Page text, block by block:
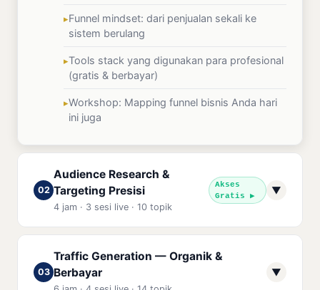
Funnel mindset: dari penjualan sekali ke
sistem berulang
Tools stack yang digunakan para profesional
(gratis & berbayar)
Workshop: Mapping funnel bisnis Anda hari
ini juga
02
Audience Research &
Targeting Presisi
4 jam · 3 sesi live · 10 topik
Akses
Gratis ▶
▼
Cara membuat buyer persona yang akurat
dan langsung bisa dipakai
03
Traffic Generation — Organik &
Berbayar
▼